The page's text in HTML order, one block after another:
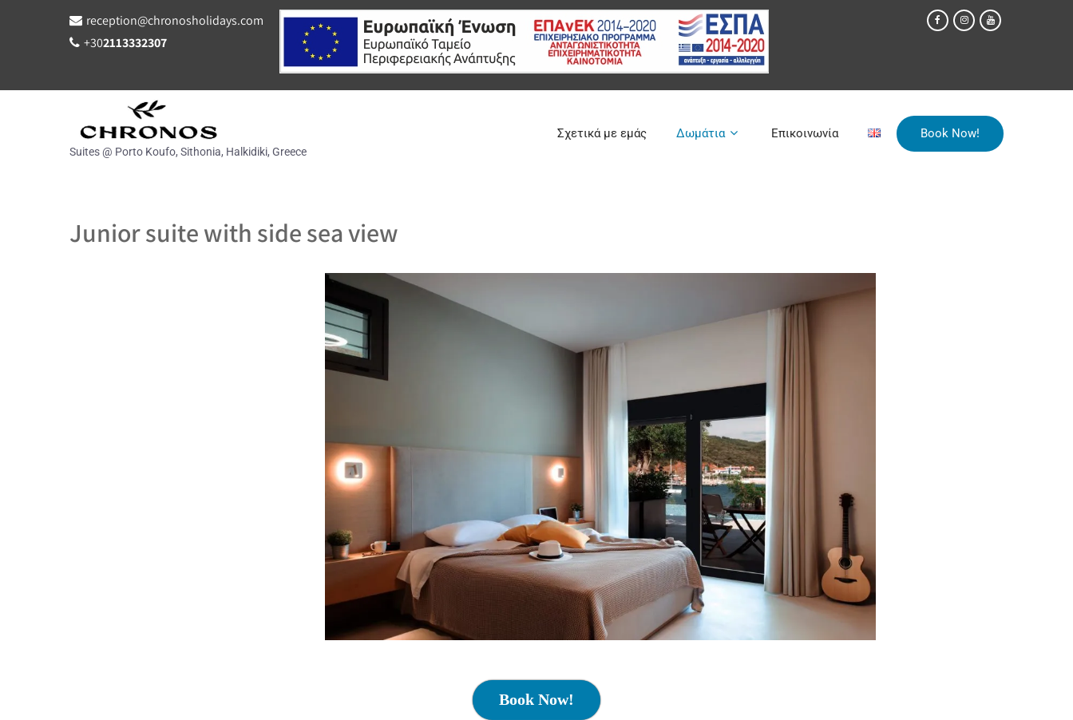
reception@chronosholidays.com
+302113332307
Suites @ Porto Koufo, Sithonia, Halkidiki, Greece
Σχετικά με εμάς Δωμάτια Επικοινωνία Book Now!
Junior suite with side sea view
Book Now!